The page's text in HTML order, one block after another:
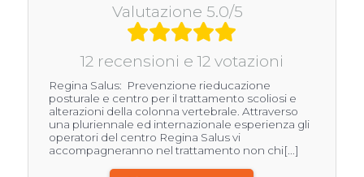
Valutazione 5.0/5
12 recensioni e 12 votazioni
Regina Salus: Prevenzione rieducazione
posturale e centro per il trattamento scoliosi e
alterazioni della colonna vertebrale. Attraverso
una pluriennale ed internazionale esperienza gli
operatori del centro Regina Salus vi
accompagneranno nel trattamento non chi[...]